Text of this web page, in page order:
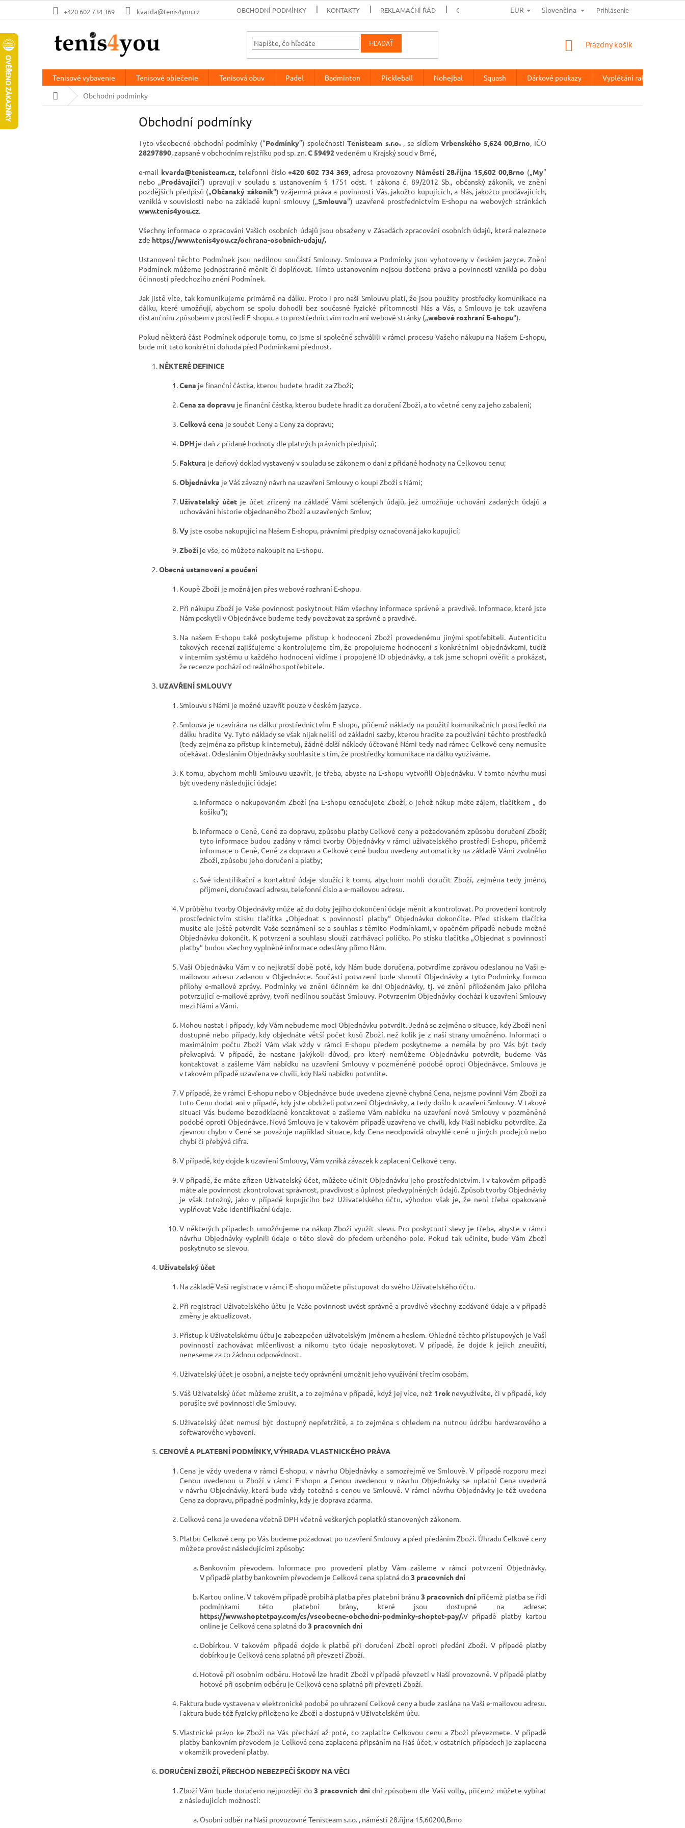
+420 602 734 369 kvarda@tenis4you.cz OBCHODNÍ PODMÍNKY KONTAKTY REKLAMAČNÍ ŘÁD OCHRANA OSOBNÍCH ÚDAJŮ HODNOTENIE OBCHODU
EUR Slovenčina Prihlásenie
HĽADAŤ
NÁKUPNÝ
Prázdny košík
Tenisové vybavenie Tenisové oblečenie Tenisová obuv Padel Badminton Pickleball Nohejbal Squash Dárkové poukazy Vyplétání raket
DomovObchodní podmínky
Obchodní podmínky
Tyto všeobecné obchodní podmínky (“Podmínky”) společnostiTenisteam s.r.o. , se sídlem Vrbenského 5,624 00,Brno, IČO
28297890, zapsané v obchodním rejstříku pod sp. zn.C 59492vedeném u Krajský soud v Brně,
e-mail kvarda@tenisteam.cz, telefonní číslo +420 602 734 369, adresa provozovny Náměstí 28.října 15,602 00,Brno („My”
nebo „Prodávající”) upravují v souladu s ustanovením § 1751 odst. 1 zákona č. 89/2012 Sb., občanský zákoník, ve znění
pozdějších předpisů („Občanský zákoník“) vzájemná práva a povinnosti Vás, jakožto kupujících, a Nás, jakožto prodávajících,
vzniklá v souvislosti nebo na základě kupní smlouvy („Smlouva“) uzavřené prostřednictvím E-shopu na webových stránkách
www.tenis4you.cz.
Všechny informace o zpracování Vašich osobních údajů jsou obsaženy v Zásadách zpracování osobních údajů, která naleznete
zde https://www.tenis4you.cz/ochrana-osobnich-udaju/.
Ustanovení těchto Podmínek jsou nedílnou součástí Smlouvy. Smlouva a Podmínky jsou vyhotoveny v českém jazyce. Znění
Podmínek můžeme jednostranně měnit či doplňovat. Tímto ustanovením nejsou dotčena práva a povinnosti vzniklá po dobu
účinnosti předchozího znění Podmínek.
Jak jistě víte, tak komunikujeme primárně na dálku. Proto i pro naši Smlouvu platí, že jsou použity prostředky komunikace na
dálku, které umožňují, abychom se spolu dohodli bez současné fyzické přítomnosti Nás a Vás, a Smlouva je tak uzavřena
distančním způsobem v prostředí E-shopu, a to prostřednictvím rozhraní webové stránky („webové rozhraní E-shopu“).
Pokud některá část Podmínek odporuje tomu, co jsme si společně schválili v rámci procesu Vašeho nákupu na Našem E-shopu,
bude mít tato konkrétní dohoda před Podmínkami přednost.
NĚKTERÉ DEFINICE
Cena je finanční částka, kterou budete hradit za Zboží;
Cena za dopravu je finanční částka, kterou budete hradit za doručení Zboží, a to včetně ceny za jeho zabalení;
Celková cena je součet Ceny a Ceny za dopravu;
DPH je daň z přidané hodnoty dle platných právních předpisů;
Faktura je daňový doklad vystavený v souladu se zákonem o dani z přidané hodnoty na Celkovou cenu;
Objednávka je Váš závazný návrh na uzavření Smlouvy o koupi Zboží s Námi;
Uživatelský účetje účet zřízený na základě Vámi sdělených údajů, jež umožňuje uchování zadaných údajů a
uchovávání historie objednaného Zboží a uzavřených Smluv;
Vy jste osoba nakupující na Našem E-shopu, právními předpisy označovaná jako kupující;
Zboží je vše, co můžete nakoupit na E-shopu.
Obecná ustanovení a poučení
Koupě Zboží je možná jen přes webové rozhraní E-shopu.
Při nákupu Zboží je Vaše povinnost poskytnout Nám všechny informace správně a pravdivě. Informace, které jste
Nám poskytli v Objednávce budeme tedy považovat za správné a pravdivé.
Na našem E-shopu také poskytujeme přístup k hodnocení Zboží provedenému jinými spotřebiteli. Autenticitu
takových recenzí zajišťujeme a kontrolujeme tím, že propojujeme hodnocení s konkrétními objednávkami, tudíž
v interním systému u každého hodnocení vidíme i propojené ID objednávky, a tak jsme schopni ověřit a prokázat,
že recenze pochází od reálného spotřebitele.
UZAVŘENÍ SMLOUVY
Smlouvu s Námi je možné uzavřít pouze v českém jazyce.
Smlouva je uzavírána na dálku prostřednictvím E-shopu, přičemž náklady na použití komunikačních prostředků na
dálku hradíte Vy. Tyto náklady se však nijak neliší od základní sazby, kterou hradíte za používání těchto prostředků
(tedy zejména za přístup k internetu), žádné další náklady účtované Námi tedy nad rámec Celkové ceny nemusíte
očekávat. Odesláním Objednávky souhlasíte s tím, že prostředky komunikace na dálku využíváme.
K tomu, abychom mohli Smlouvu uzavřít, je třeba, abyste na E-shopu vytvořili Objednávku. V tomto návrhu musí
být uvedeny následující údaje:
Informace o nakupovaném Zboží (na E-shopu označujete Zboží, o jehož nákup máte zájem, tlačítkem „ do
košíku“);
Informace o Ceně, Ceně za dopravu, způsobu platby Celkové ceny a požadovaném způsobu doručení Zboží;
tyto informace budou zadány v rámci tvorby Objednávky v rámci uživatelského prostředí E-shopu, přičemž
informace o Ceně, Ceně za dopravu a Celkové ceně budou uvedeny automaticky nazákladě Vámi zvolného
Zboží, způsobu jeho doručení a platby;
Své identifikační a kontaktní údaje sloužící k tomu, abychom mohli doručit Zboží, zejména tedy jméno,
příjmení, doručovací adresu, telefonní číslo a e-mailovou adresu.
V průběhu tvorby Objednávky může až do doby jejího dokončení údaje měnit a kontrolovat. Po provedení kontroly
prostřednictvím stisku tlačítka „Objednat s povinností platby“Objednávku dokončíte. Před stiskem tlačítka
musíte ale ještě potvrdit Vaše seznámení se a souhlas s těmito Podmínkami, v opačném případě nebude možné
Objednávku dokončit. K potvrzení a souhlasu slouží zatrhávací políčko. Po stisku tlačítka „Objednat s povinností
platby“ budou všechny vyplněné informace odeslány přímo Nám.
Vaši Objednávku Vám v co nejkratší době poté, kdy Nám bude doručena, potvrdíme zprávou odeslanou na Vaši e-
mailovou adresu zadanou v Objednávce. Součástí potvrzení bude shrnutí Objednávky a tyto Podmínky formou
přílohy e-mailové zprávy. Podmínky ve znění účinném ke dni Objednávky, tj. ve znění přiloženém jako příloha
potvrzující e-mailové zprávy, tvoří nedílnou součást Smlouvy. Potvrzením Objednávky dochází k uzavření Smlouvy
mezi Námi a Vámi.
Mohou nastat i případy, kdy Vám nebudeme moci Objednávku potvrdit. Jedná se zejména o situace, kdy Zboží není
dostupné nebo případy, kdy objednáte větší počet kusů Zboží, než kolik je z naší strany umožněno. Informaci o
maximálním počtu Zboží Vám však vždy v rámci E-shopu předem poskytneme a neměla by pro Vás být tedy
překvapivá. V případě, že nastane jakýkoli důvod, pro který nemůžeme Objednávku potvrdit, budeme Vás
kontaktovat a zašleme Vám nabídku na uzavření Smlouvy v pozměněné podobě oproti Objednávce. Smlouva je
v takovém případě uzavřena ve chvíli, kdy Naši nabídku potvrdíte.
V případě, že v rámci E-shopu nebo v Objednávce bude uvedena zjevně chybná Cena, nejsme povinni Vám Zboží za
tuto Cenu dodat ani v případě, kdy jste obdrželi potvrzení Objednávky, a tedy došlo k uzavření Smlouvy. V takové
situaci Vás budeme bezodkladně kontaktovat a zašleme Vám nabídku na uzavření nové Smlouvy v pozměněné
podobě oproti Objednávce. Nová Smlouva je v takovém případě uzavřena ve chvíli, kdy Naši nabídku potvrdíte. Za
zjevnou chybu v Ceně se považuje například situace, kdy Cena neodpovídá obvyklé ceně u jiných prodejců nebo
chybí či přebývá cifra.
V případě, kdy dojde k uzavření Smlouvy, Vám vzniká závazek k zaplacení Celkové ceny.
V případě, že máte zřízen Uživatelský účet, můžete učinit Objednávku jeho prostřednictvím. I v takovém případě
máte ale povinnost zkontrolovat správnost, pravdivost a úplnost předvyplněných údajů. Způsob tvorby Objednávky
je však totožný, jako v případě kupujícího bez Uživatelského účtu, výhodou však je, že není třeba opakovaně
vyplňovat Vaše identifikační údaje.
V některých případech umožňujeme na nákup Zboží využít slevu. Pro poskytnutí slevy je třeba, abyste v rámci
návrhu Objednávky vyplnili údaje o této slevě do předem určeného pole. Pokud tak učiníte, bude Vám Zboží
poskytnuto se slevou.
Uživatelský účet
Na základě Vaší registrace v rámci E-shopu můžete přistupovat do svého Uživatelského účtu.
Při registraci Uživatelského účtu je Vaše povinnost uvést správně a pravdivě všechny zadávané údaje a v případě
změny je aktualizovat.
Přístup k Uživatelskému účtu je zabezpečen uživatelským jménem a heslem. Ohledně těchto přístupových je Vaší
povinností zachovávat mlčenlivost a nikomu tyto údaje neposkytovat. V případě, že dojde k jejich zneužití,
neneseme za to žádnou odpovědnost.
Uživatelský účet je osobní, a nejste tedy oprávněni umožnit jeho využívání třetím osobám.
Váš Uživatelskýúčet můžeme zrušit, a to zejména v případě, když jej více, než 1roknevyužíváte, či v případě, kdy
porušíte své povinnosti dle Smlouvy.
Uživatelský účet nemusí být dostupný nepřetržitě, a to zejména s ohledem na nutnou údržbu hardwarového a
softwarového vybavení.
CENOVÉA PLATEBNÍ PODMÍNKY, VÝHRADA VLASTNICKÉHO PRÁVA
Cena je vždy uvedena v rámci E-shopu, v návrhu Objednávky a samozřejmě ve Smlouvě. V případě rozporu mezi
Cenou uvedenou u Zboží v rámci E-shopu a Cenou uvedenou v návrhu Objednávky se uplatní Cena uvedená
v návrhu Objednávky, která bude vždy totožná s cenou ve Smlouvě. V rámci návrhu Objednávky je též uvedena
Cena za dopravu, případně podmínky, kdy je doprava zdarma.
Celková cena je uvedena včetně DPH včetně veškerých poplatků stanovených zákonem.
Platbu Celkové ceny po Vás budeme požadovat po uzavření Smlouvy a před předáním Zboží. Úhradu Celkové ceny
můžete provést následujícími způsoby:
Bankovním převodem. Informace pro provedení platby Vám zašleme v rámci potvrzení Objednávky.
V případě platby bankovním převodem je Celková cena splatná do3 pracovních dní
Kartou online. V takovém případě probíhá platba přes platební bránu 3 pracovních dní přičemž platba se řídí
podmínkami této platební brány, které jsou dostupné na adrese:
https://www.shoptetpay.com/cs/vseobecne-obchodni-podminky-shoptet-pay/.V případě platby kartou
online je Celková cena splatná do3 pracovních dní
Dobírkou. V takovém případě dojde k platbě při doručení Zboží oproti předání Zboží. V případě platby
dobírkou je Celková cena splatná při převzetí Zboží.
Hotově při osobním odběru. Hotově lze hradit Zboží v případě převzetí v Naší provozovně. V případě platby
hotově při osobním odběru je Celková cena splatná při převzetí Zboží.
Faktura bude vystavena v elektronické podobě po uhrazení Celkové ceny a bude zaslána na Vaši e-mailovou adresu.
Faktura bude též fyzicky přiložena ke Zboží a dostupná v Uživatelském úču.
Vlastnické právo ke Zboží na Vás přechází až poté, co zaplatíte Celkovou cenu a Zboží převezmete. V případě
platby bankovním převodem je Celková cena zaplacena připsáním na Náš účet, v ostatních případech je zaplacena
v okamžik provedení platby.
DORUČENÍZBOŽÍ, PŘECHOD NEBEZPEČÍ ŠKODY NA VĚCI
Zboží Vám bude doručeno nejpozději do 3 pracovních dní dní způsobem dle Vaší volby, přičemž můžete vybírat
z následujících možností:
Osobní odběr na Naší provozovně Tenisteam s.r.o. , náměstí 28.října 15,60200,Brno